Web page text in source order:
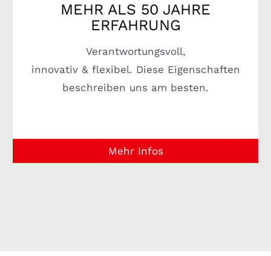
MEHR ALS 50 JAHRE
ERFAHRUNG
Verantwortungsvoll,
innovativ & flexibel. Diese Eigenschaften
beschreiben uns am besten.
Mehr Infos